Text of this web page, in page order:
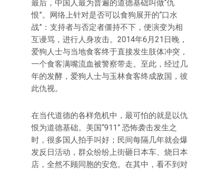
最后，中国人最为普遍的道德基础叫做“仇
恨”。网络上针对是否可以食狗展开的“口水
战”：支持者与否定者僵持不下，便演变为相
互谩骂，进行人身攻击。2014年6月21日晚，
爱狗人士与当地食客终于直接发生肢体冲突，
一个食客满嘴流血被警察带走。至此，经过几
年的发酵，爱狗人士与玉林食客终成敌国，彼
此仇视。
在当代道德的各样危机中，最可怕的就是以仇
恨为道德基础。美国“911” 恐怖袭击发生之
时，很多国人拍手叫好；民间每隔几年就会爆
发反日活动，群众纷纷上街砸日本车、烧日本
店，全然不顾同胞的安危。在其中，看不到对